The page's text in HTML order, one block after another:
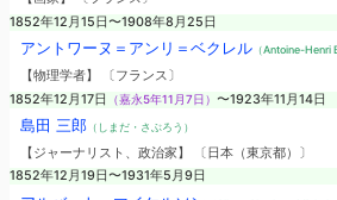
1852年12月15日〜1908年8月25日
アントワーヌ＝アンリ＝ベクレル（Antoine-Henri
【物理学者】 〔フランス〕
1852年12月17日
（嘉永5年11月7日） 〜1923年11月14日
島田 三郎（しまだ・さぶろう）
【ジャーナリスト、政治家】 〔日本（東京都）〕
1852年12月19日〜1931年5月9日